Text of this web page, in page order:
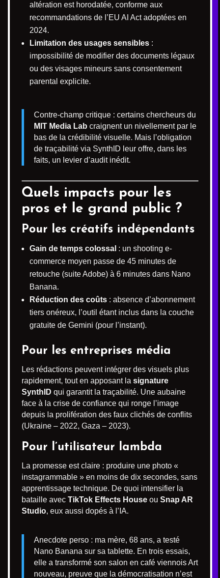
altération est horodatée, conforme aux
recommandations de l’EU AI Act adoptées en
2024.
Limitation des usages sensibles :
impossibilité de modifier des documents légaux
ou des visages mineurs sans consentement
parental explicite.
Contre-champ critique : certains chercheurs du
MIT Media Lab craignent un nivellement par le
bas de la crédibilité visuelle. Mais l’obligation
de traçabilité via SynthID leur offre, dans les
faits, un levier d’audit inédit.
Quels impacts pour les
pros et le grand public ?
Pour les créatifs indépendants
Gain de temps colossal : un shooting e-
commerce moyen passe de 45 minutes de
retouche (suite Adobe) à 6 minutes dans Nano
Banana.
Réduction des coûts : absence d’abonnement
tiers onéreux, l’outil étant inclus dans la couche
gratuite de Gemini (pour l’instant).
Pour les entreprises média
Les rédactions peuvent intégrer des visuels plus
rapidement, tout en apposant la signature
SynthID qui garantit la traçabilité. Une aubaine
face à la crise de confiance qui ronge l’image
depuis la prolifération des faux clichés de conflits
(Ukraine – 2022, Gaza – 2023).
Pour l’utilisateur lambda
La promesse est claire : produire une photo «
instagrammable » en moins de dix secondes, sans
apprentissage technique. De quoi intensifier la
bataille avec TikTok Effects House ou Snap AR
Studio, eux aussi dopés à l’IA.
Anecdote perso : ma mère, 68 ans, a testé
Nano Banana sur sa tablette. En trois essais,
elle a transformé son salon en café viennois Art
nouveau, preuve que la démocratisation n’est